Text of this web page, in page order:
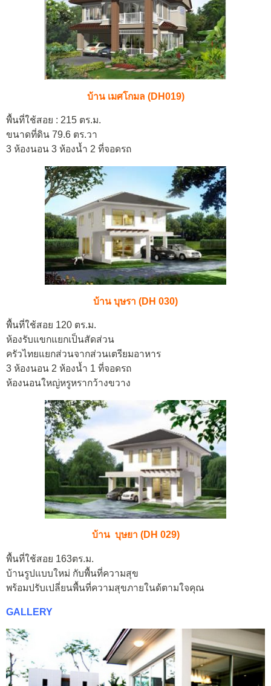
บ้าน เมศโกมล (DH019)
พื้นที่ใช้สอย : 215 ตร.ม.
ขนาดที่ดิน 79.6 ตร.วา
3 ห้องนอน 3 ห้องน้ำ 2 ที่จอดรถ
บ้าน บุษรา (DH 030)
พื้นที่ใช้สอย 120 ตร.ม.
ห้องรับแขกแยกเป็นสัดส่วน
ครัวไทยแยกส่วนจากส่วนเตรียมอาหาร
3 ห้องนอน 2 ห้องน้ำ 1 ที่จอดรถ
ห้องนอนใหญ่หรูหรากว้างขวาง
บ้าน บุษยา (DH 029)
พื้นที่ใช้สอย 163ตร.ม.
บ้านรูปแบบใหม่ กับพื้นที่ความสุข
พร้อมปรับเปลี่ยนพื้นที่ความสุขภายในด้ตามใจคุณ
GALLERY